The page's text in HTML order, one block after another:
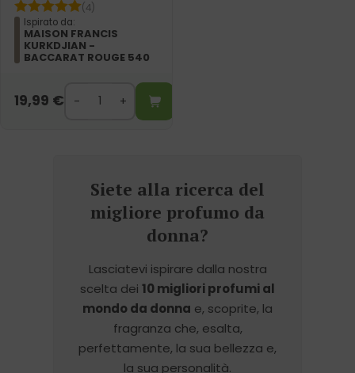
(4)
Ispirato da:
MAISON FRANCIS
KURKDJIAN -
BACCARAT ROUGE 540
19,99 €
Siete alla ricerca del
migliore profumo da
donna?
Lasciatevi ispirare dalla nostra
scelta dei 10 migliori profumi al
mondo da donna e, scoprite, la
fragranza che, esalta,
perfettamente, la sua bellezza e,
la sua personalità.